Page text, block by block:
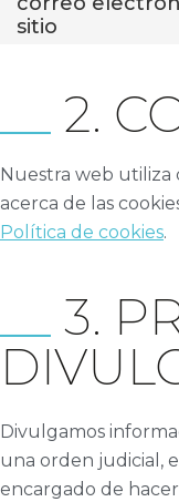
sitio
2.
Nuestra web utiliza
acerca de las
Política de cookies.
3.
Divulgamos
una orden judicial,
encargado de